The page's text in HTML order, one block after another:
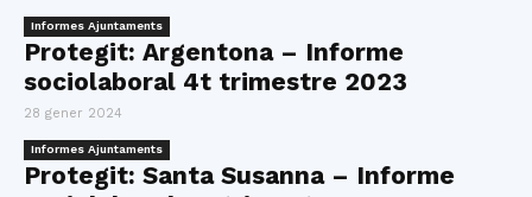
Informes Ajuntaments
Protegit: Argentona – Informe
sociolaboral 4t trimestre 2023
28 gener 2024
Informes Ajuntaments
Protegit: Santa Susanna – Informe